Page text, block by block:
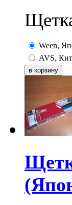
Ween,
AVS,